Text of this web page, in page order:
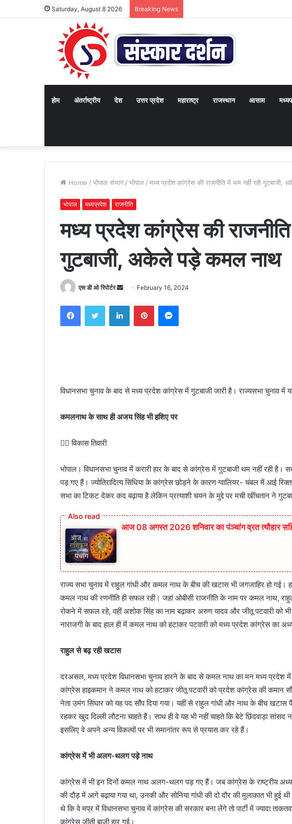
Saturday, August 8 2026 Breaking News
होम अंतर्राष्ट्रीय देश उत्तर प्रदेश महाराष्ट्र राजस्थान आसाम
Home / भोपाल संभाग / भोपाल / मध्य प्रदेश कांग्रेस की राजनीति में थम नहीं रही
भोपाल मध्यप्रदेश राजनीति
मध्य प्रदेश कांग्रेस की
गुटबाजी, अकेले पड़े कमल नाथ
एस डी ओ रिपोर्टर
Send February 16, 2024
FacebookTwitter LinkedInPinterestMessenger
विधानसभा चुनाव के बाद से मध्य प्रदेश कांग्रेस में गुटबाजी जारी है। राज्‍यसभा चुनाव में
कमलनाथ के साथ ही अजय सिंह भी हशिए पर
✍🏻 विकास तिवारी
भोपाल। विधानसभा चुनाव में करारी हार के बाद से कांग्रेस में गुटबाजी थम नहीं रही
पड़ गए हैं। ज्योतिरादित्य सिंधिया के कांग्रेस छोड़ने के कारण ग्वालियर- चंबल में आई
सभा का टिकट देकर कद बढ़ाया है लेकिन प्रत्याशी चयन के मुद्दे पर मची खींचतान ने
आज 08 अगस्त 2026‌ शनिवार का पंञ्चांग व्रत त्यौहार
राज्य सभा चुनाव में राहुल गांधी और कमल नाथ के बीच की खटास भी जगजाहिर हो गई।
कमल नाथ की रणनीति ही सफल रही। जहां ओबीसी राजनीति के नाम पर कमल नाथ, राहुल
रोकने में सफल रहे, वहीं अशोक सिंह का नाम बढ़ाकर अरुण यादव और जीतू पटवारी को भी
नाराजगी के बाद हाल ही में कमल नाथ को हटाकर पटवारी को मध्य प्रदेश कांग्रेस का
राहुल से बढ़ रही खटास
दरअसल, मध्य प्रदेश विधानसभा चुनाव हारने के बाद से कमल नाथ का मन मध्य
कांग्रेस हाइकमान ने कमल नाथ को हटाकर जीतू पटवारी को प्रदेश कांग्रेस की कमान
नेता उमंग सिंघार को यह पद सौंप दिया गया। यहीं से राहुल गांधी और नाथ के बीच खटास
रहकर खुद दिल्ली लौटना चाहते हैं। साथ ही वे यह भी नहीं चाहते कि बेटे छिंदवाड़ा सांसद
इसलिए वे अपने अन्य विकल्पों पर भी समानांतर रूप से प्रयास कर रहे हैं।
कांग्रेस में भी अलग-थलग पड़े नाथ
कांग्रेस में भी इन दिनों कमल नाथ अलग-थलग पड़ गए हैं। जब कांग्रेस के राष्ट्रीय अध्यक्ष
की दौड़ में आगे बढ़ाया गया था, उनकी और सोनिया गांधी की दो दौर की मुलाकात भी
थे कि वे मप्र में विधानसभा चुनाव में कांग्रेस की सरकार बना लेंगे तो पार्टी में ज्यादा
कांग्रेस जीती बाजी हार गई।